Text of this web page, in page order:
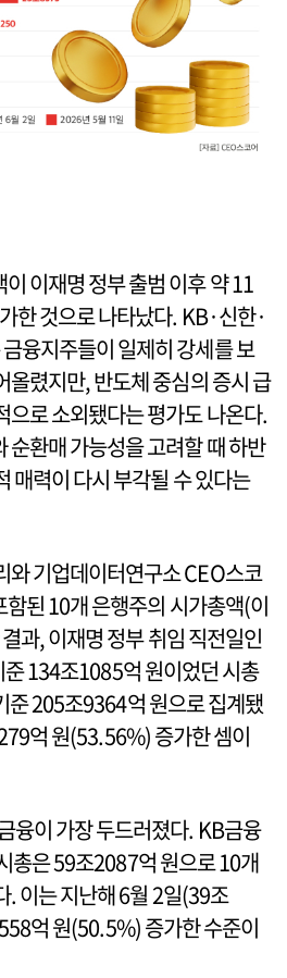
이재명 정부 출범 이후 약 11
한 것으로 나타났다. KB·신한·
융지주들이 일제히 강세를 보
올렸지만, 반도체 중심의 증시 급
으로 소외됐다는 평가도 나온다.
순환매 가능성을 고려할 때 하반
매력이 다시 부각될 수 있다는
와 기업데이터연구소 CEO스코
된 10개 은행주의 시가총액(이
과, 이재명 정부 취임 직전일인
134조1085억 원이었던 시총
준 205조9364억 원으로 집계됐
억 원(53.56%) 증가한 셈이
융이 가장 두드러졌다. KB금융
총은 59조2087억 원으로 10개
. 이는 지난해 6월 2일(39조
억 원(50.5%) 증가한 수준이